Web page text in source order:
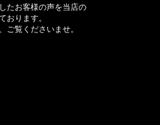
たお客様の声を当店の
おります。
ご覧くださいませ。